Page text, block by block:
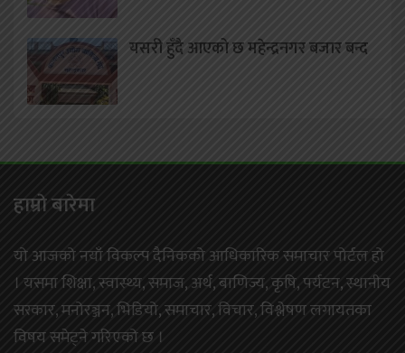
यसरी हुँदै आएको छ महेन्द्रनगर बजार बन्द
हाम्राे बारेमा
यो आजको नयाँ विकल्प दैनिकको आधिकारिक समाचार पोर्टल हो
। यसमा शिक्षा, स्वास्थ्य, समाज, अर्थ, बाणिज्य, कृषि, पर्यटन, स्थानीय
सरकार, मनोरञ्जन, भिडियो, समाचार, विचार, विश्लेषण लगायतका
विषय समेट्ने गरिएको छ ।